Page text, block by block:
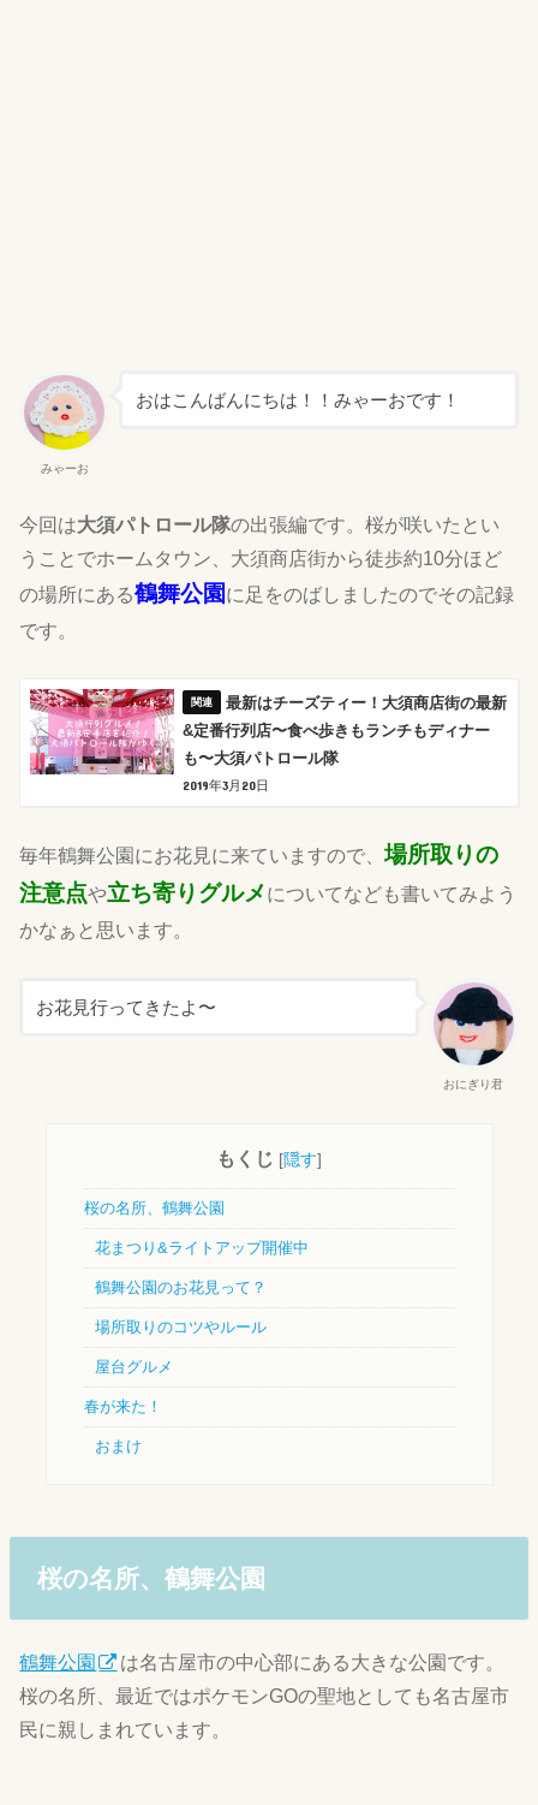
みゃーお
おはこんばんにちは！！みゃーおです！
今回は大須パトロール隊の出張編です。桜が咲いたとい
うことでホームタウン、大須商店街から徒歩約10分ほど
の場所にある鶴舞公園 に足をのばしましたのでその記録
です。
最新はチーズティー！大須商店街の最新
&定番行列店〜食べ歩きもランチもディナー
も〜大須パトロール隊
2019年3月20日
毎年鶴舞公園にお花見に来ていますので、場所取りの
注意点や立ち寄りグルメについてなども書いてみよう
かなぁと思います。
おにぎり君
お花見行ってきたよ〜
もくじ [隠す]
桜の名所、鶴舞公園
花まつり&ライトアップ開催中
鶴舞公園のお花見って？
場所取りのコツやルール
屋台グルメ
春が来た！
おまけ
桜の名所、鶴舞公園
鶴舞公園
は名古屋市の中心部にある大きな公園です。
桜の名所、最近ではポケモンGOの聖地としても名古屋市
民に親しまれています。